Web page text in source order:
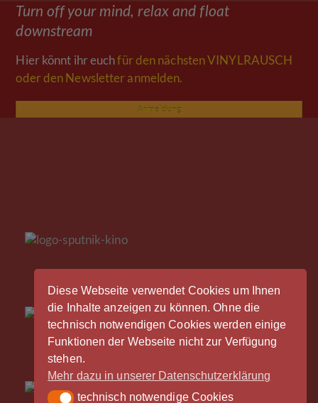
Diese Webseite verwendet Cookies um Ihnen
die Inhalte anzeigen zu können. Ohne die
technisch notwendigen Cookies werden einige
Funktionen der Webseite nicht zur Verfügung
stehen.
Mehr dazu in unserer Datenschutzerklärung
technisch notwendige Cookies
technisch notwendige Cookies
Turn off your mind, relax and float
downstream
Hier könnt ihr euchfür den nächsten VINYLRAUSCH
oder den Newsletter anmelden.
Anmeldung